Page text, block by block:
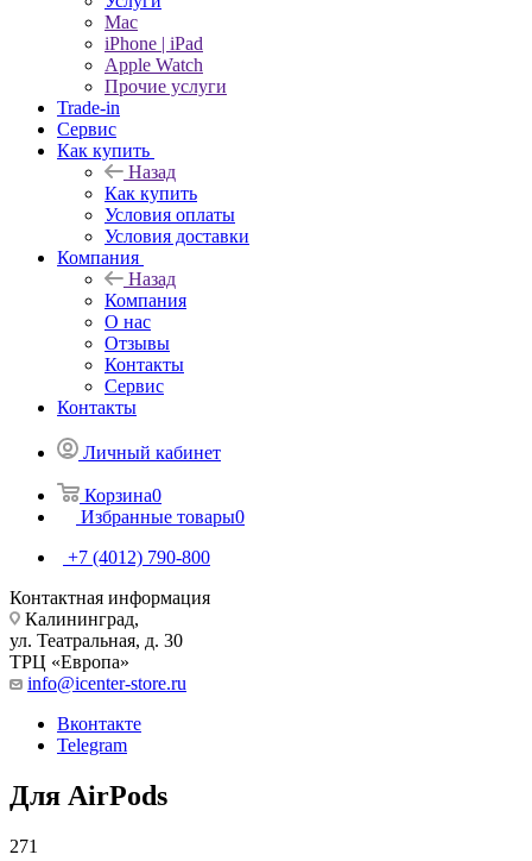
Mac
iPhone | iPad
Apple Watch
Прочие услуги
Trade-in
Сервис
Как купить
Назад
Как купить
Условия оплаты
Условия доставки
Компания
Назад
Компания
О нас
Отзывы
Контакты
Сервис
Контакты
Личный кабинет
Корзина0
Избранные товары0
+7 (4012) 790-800
Контактная информация
Калининград,
ул. Театральная, д. 30
ТРЦ «Европа»
info@icenter-store.ru
Вконтакте
Telegram
Для AirPods
271